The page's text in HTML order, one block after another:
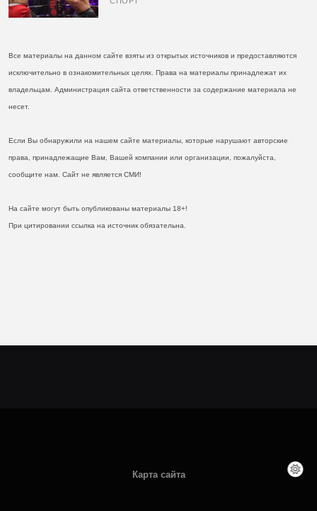
Все материалы на данном сайте взяты из открытых источников и предоставляются
исключительно в ознакомительных целях. Права на материалы принадлежат их
владельцам. Администрация сайта ответственности за содержание материала не
несет.
Если Вы обнаружили на нашем сайте материалы, которые нарушают авторские
права, принадлежащие Вам, Вашей компании или организации, пожалуйста,
сообщите нам. Сайт не является СМИ!
На сайте могут быть опубликованы материалы 18+!
При цитировании ссылка на источник обязательна.
Карта сайта